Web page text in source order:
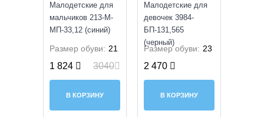
Малодетские для
мальчиков 213-М-
МП-33,12 (синий)
Размер обуви: 21
1 824 3040
В КОРЗИНУ
Малодетские для
девочек 3984-
БП-131,565
(черный)
Размер обуви: 23
2 470
В КОРЗИНУ